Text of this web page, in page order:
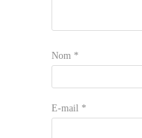
Nom *
E-mail *